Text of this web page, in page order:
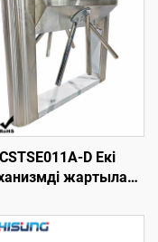
CSTSE011A-D Екі
жартылай
турникет 1200
х 470 мм